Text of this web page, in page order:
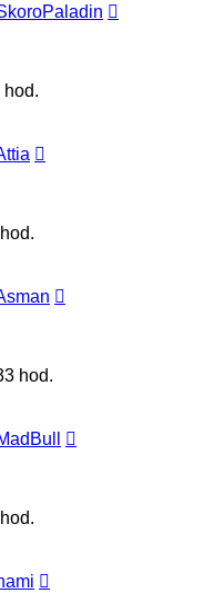
hod.
hod.